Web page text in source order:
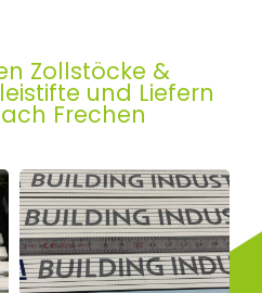
Zollstöcke &
und Liefern
Frechen